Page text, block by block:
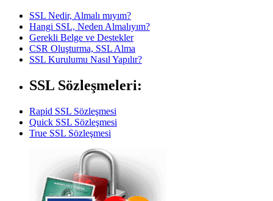
SSL Nedir, Almalı mıyım?
Hangi SSL, Neden Almalıyım?
Gerekli Belge ve Destekler
CSR Oluşturma, SSL Alma
SSL Kurulumu Nasıl Yapılır?
SSL Sözleşmeleri:
Rapid SSL Sözleşmesi
Quick SSL Sözleşmesi
True SSL Sözleşmesi